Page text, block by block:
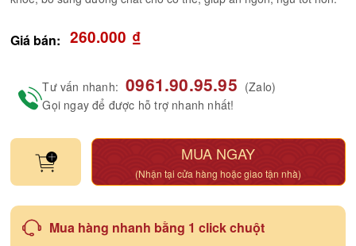
Giá bán: 260.000 ₫
Tư vấn nhanh: 0961.90.95.95 (Zalo)
Gọi ngay để được hỗ trợ nhanh nhất!
MUA NGAY
(Nhận tại cửa hàng hoặc giao tận nhà)
Mua hàng nhanh bằng 1 click chuột